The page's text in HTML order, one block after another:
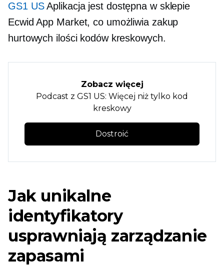
GS1 USAplikacja jest dostępna w sklepie
Ecwid App Market, co umożliwia zakup
hurtowych ilości kodów kreskowych.
Zobacz więcej
Podcast z GS1 US: Więcej niż tylko kod
kreskowy
Dostroić
Jak unikalne
identyfikatory
usprawniają zarządzanie
zapasami